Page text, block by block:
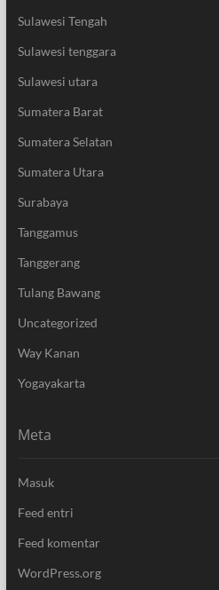
Sulawesi Tengah
Sulawesi tenggara
Sulawesi utara
Sumatera Barat
Sumatera Selatan
Sumatera Utara
Surabaya
Tanggamus
Tanggerang
Tulang Bawang
Uncategorized
Way Kanan
Yogayakarta
Meta
Masuk
Feed entri
Feed komentar
WordPress.org